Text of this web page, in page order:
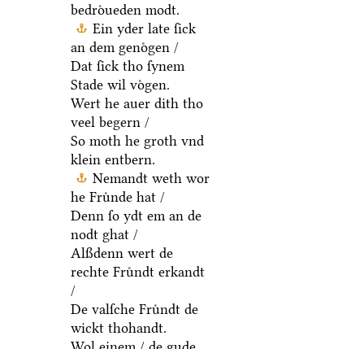
bedroͤueden modt.
Ein yder late ſick
an dem genoͤgen /
Dat ſick tho ſynem
Stade wil voͤgen.
Wert he auer dith tho
veel begern /
So moth he groth vnd
klein entbern.
Nemandt weth wor
he Fruͤnde hat /
Denn ſo ydt em an de
nodt ghat /
Alßdenn wert de
rechte Fruͤndt erkandt
/
De valſche Fruͤndt de
wickt thohandt.